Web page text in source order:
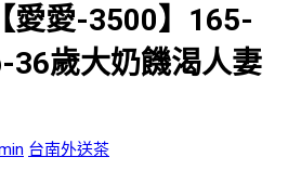
愛愛-3500】165-
36歲大奶饑渴人妻
台南外送茶